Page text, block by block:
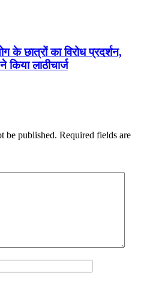
के छात्रों का विरोध प्रदर्शन,
किया लाठीचार्ज
be published. Required fields are